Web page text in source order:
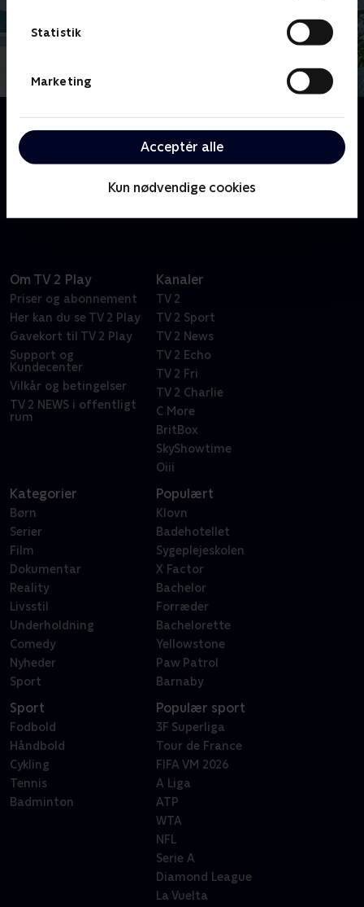
Statistik
Marketing
Acceptér alle
Kun nødvendige cookies
Du kan se afsnit af den klassiske østrigske krimiserie
"Tatort" - på dansk "Gerningsstedet" - her på TV 2
Om TV 2 Play
Priser og abonnement
Her kan du se TV 2 Play
Gavekort til TV 2 Play
Support og
Kundecenter
Vilkår og betingelser
TV 2 NEWS i offentligt
rum
Kanaler
TV 2
TV 2 Sport
TV 2 News
TV 2 Echo
TV 2 Fri
TV 2 Charlie
C More
BritBox
SkyShowtime
Oiii
Kategorier
Børn
Serier
Film
Dokumentar
Reality
Livsstil
Underholdning
Comedy
Nyheder
Sport
Populært
Klovn
Badehotellet
Sygeplejeskolen
X Factor
Bachelor
Forræder
Bachelorette
Yellowstone
Paw Patrol
Barnaby
Sport
Fodbold
Håndbold
Cykling
Tennis
Badminton
Populær sport
3F Superliga
Tour de France
FIFA VM 2026
A Liga
ATP
WTA
NFL
Serie A
Diamond League
La Vuelta